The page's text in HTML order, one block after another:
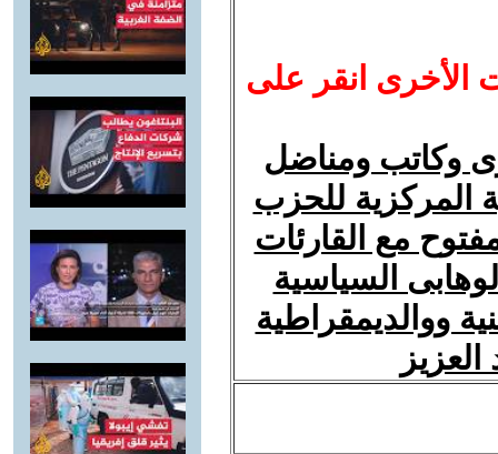
الأخرى انقر على
وكاتب ومناضل
للحزب
مع القارئات
السياسية
ووالديمقراطية